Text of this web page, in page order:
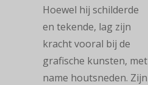
Hoewel hij schilderde
en tekende, lag zijn
kracht vooral bij de
grafische kunsten, met
name houtsneden. Zijn